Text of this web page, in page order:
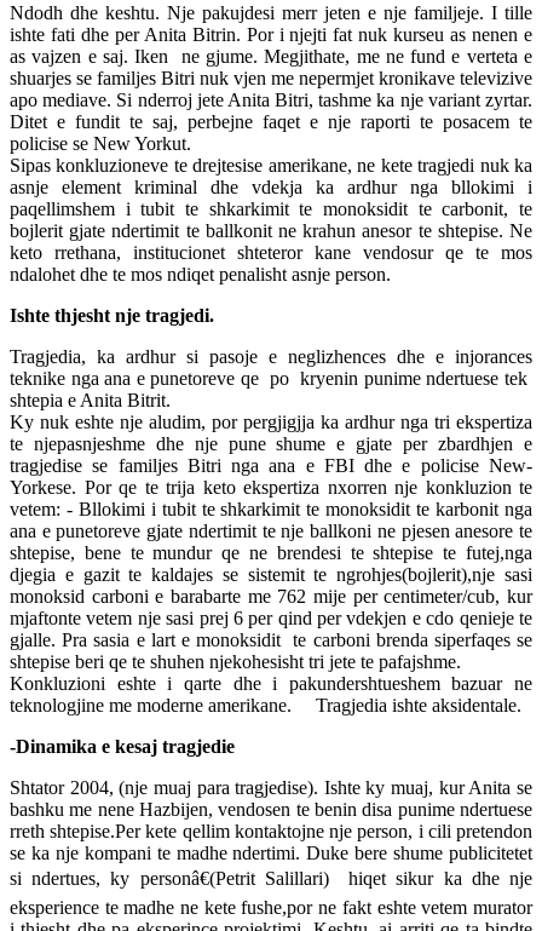
Ndodh dhe keshtu. Nje pakujdesi merr jeten e nje familjeje. I tille
ishte fati dhe per Anita Bitrin. Por i njejti fat nuk kurseu as nenen e
as vajzen e saj. Iken ne gjume. Megjithate, me ne fund e verteta e
shuarjes se familjes Bitri nuk vjen me nepermjet kronikave televizive
apo mediave. Si nderroj jete Anita Bitri, tashme ka nje variant zyrtar.
Ditet e fundit te saj, perbejne faqet e nje raporti te posacem te
policise se New Yorkut.
Sipas konkluzioneve te drejtesise amerikane, ne kete tragjedi nuk ka
asnje element kriminal dhe vdekja ka ardhur nga bllokimi i
paqellimshem i tubit te shkarkimit te monoksidit te carbonit, te
bojlerit gjate ndertimit te ballkonit ne krahun anesor te shtepise. Ne
keto rrethana, institucionet shteteror kane vendosur qe te mos
ndalohet dhe te mos ndiqet penalisht asnje person.
Ishte thjesht nje tragjedi.
Tragjedia, ka ardhur si pasoje e neglizhences dhe e injorances
teknike nga ana e punetoreve qe po kryenin punime ndertuese tek
shtepia e Anita Bitrit.
Ky nuk eshte nje aludim, por pergjigjja ka ardhur nga tri ekspertiza
te njepasnjeshme dhe nje pune shume e gjate per zbardhjen e
tragjedise se familjes Bitri nga ana e FBI dhe e policise New-
Yorkese. Por qe te trija keto ekspertiza nxorren nje konkluzion te
vetem: - Bllokimi i tubit te shkarkimit te monoksidit te karbonit nga
ana e punetoreve gjate ndertimit te nje ballkoni ne pjesen anesore te
shtepise, bene te mundur qe ne brendesi te shtepise te futej,nga
djegia e gazit te kaldajes se sistemit te ngrohjes(bojlerit),nje sasi
monoksid carboni e barabarte me 762 mije per centimeter/cub, kur
mjaftonte vetem nje sasi prej 6 per qind per vdekjen e cdo qenieje te
gjalle. Pra sasia e lart e monoksidit te carboni brenda siperfaqes se
shtepise beri qe te shuhen njekohesisht tri jete te pafajshme.
Konkluzioni eshte i qarte dhe i pakundershtueshem bazuar ne
teknologjine me moderne amerikane. Tragjedia ishte aksidentale.
-Dinamika e kesaj tragjedie
Shtator 2004, (nje muaj para tragjedise). Ishte ky muaj, kur Anita se
bashku me nene Hazbijen, vendosen te benin disa punime ndertuese
rreth shtepise.Per kete qellim kontaktojne nje person, i cili pretendon
se ka nje kompani te madhe ndertimi. Duke bere shume publicitetet
si ndertues, ky personâ€(Petrit Salillari) hiqet sikur ka dhe nje
eksperience te madhe ne kete fushe,por ne fakt eshte vetem murator